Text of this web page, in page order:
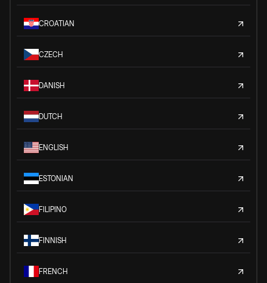
CROATIAN
CZECH
DANISH
DUTCH
ENGLISH
ESTONIAN
FILIPINO
FINNISH
FRENCH